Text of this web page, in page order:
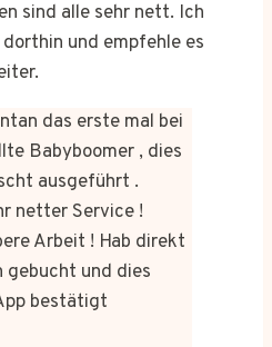
sind alle sehr nett. Ich
und empfehle es
das erste mal bei
Babyboomer , dies
ausgeführt .
netter Service !
Arbeit ! Hab direkt
gebucht und dies
bestätigt